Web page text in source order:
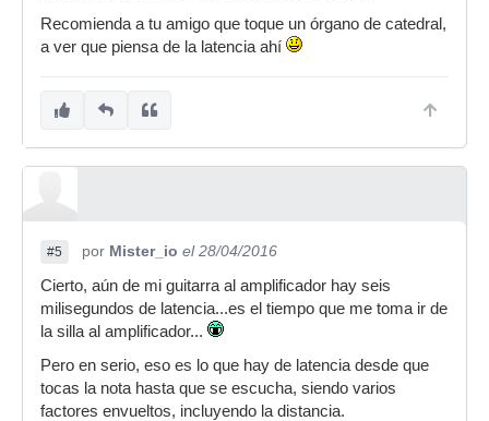
Recomienda a tu amigo que toque un órgano de catedral,
a ver que piensa de la latencia ahí
#5 por Mister_io el 28/04/2016
Cierto, aún de mi guitarra al amplificador hay seis
milisegundos de latencia...es el tiempo que me toma ir de
la silla al amplificador...
Pero en serio, eso es lo que hay de latencia desde que
tocas la nota hasta que se escucha, siendo varios
factores envueltos, incluyendo la distancia.